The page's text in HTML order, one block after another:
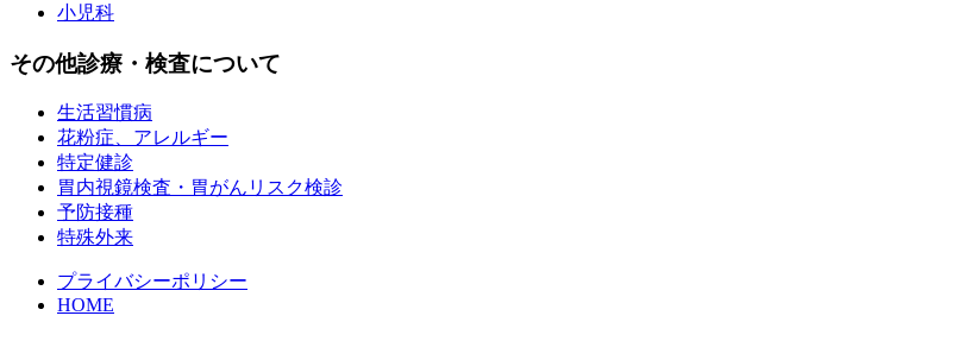
小児科
その他診療・検査について
生活習慣病
花粉症、アレルギー
特定健診
胃内視鏡検査・胃がんリスク検診
予防接種
特殊外来
プライバシーポリシー
HOME